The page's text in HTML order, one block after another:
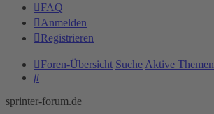
FAQ
Anmelden
Registrieren
Foren-Übersicht Suche Aktive Themen
Suche
sprinter-forum.de